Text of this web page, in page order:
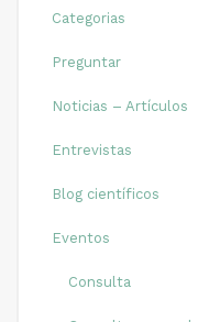
Categorias
Preguntar
Noticias – Artículos
Entrevistas
Blog científicos
Eventos
Consulta